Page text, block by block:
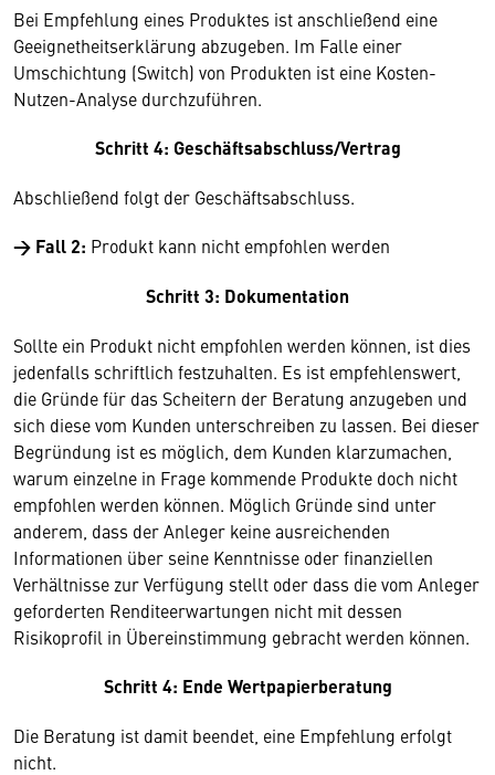
Bei Empfehlung eines Produktes ist anschließend eine
Geeignetheitserklärung abzugeben. Im Falle einer
Umschichtung (Switch) von Produkten ist eine Kosten-
Nutzen-Analyse durchzuführen.
Schritt 4: Geschäftsabschluss/Vertrag
Abschließend folgt der Geschäftsabschluss.
→ Fall 2: Produkt kann nicht empfohlen werden
Schritt 3: Dokumentation
Sollte ein Produkt nicht empfohlen werden können, ist dies
jedenfalls schriftlich festzuhalten. Es ist empfehlenswert,
die Gründe für das Scheitern der Beratung anzugeben und
sich diese vom Kunden unterschreiben zu lassen. Bei dieser
Begründung ist es möglich, dem Kunden klarzumachen,
warum einzelne in Frage kommende Produkte doch nicht
empfohlen werden können. Möglich Gründe sind unter
anderem, dass der Anleger keine ausreichenden
Informationen über seine Kenntnisse oder finanziellen
Verhältnisse zur Verfügung stellt oder dass die vom Anleger
geforderten Renditeerwartungen nicht mit dessen
Risikoprofil in Übereinstimmung gebracht werden können.
Schritt 4: Ende Wertpapierberatung
Die Beratung ist damit beendet, eine Empfehlung erfolgt
nicht.